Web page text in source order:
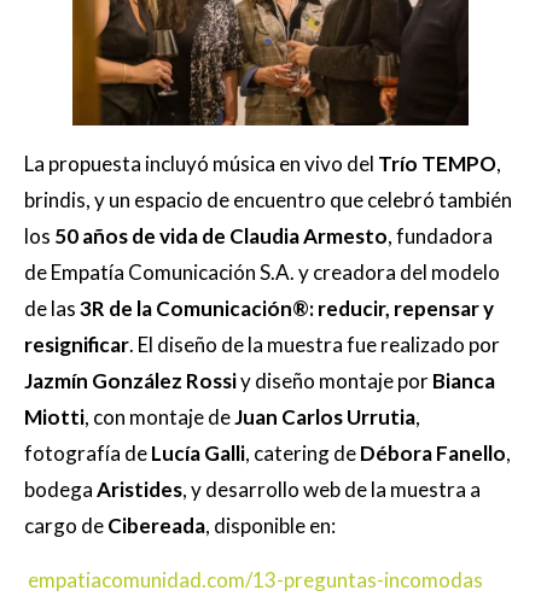
La propuesta incluyó música en vivo del Trío TEMPO,
brindis, y un espacio de encuentro que celebró también
los 50 años de vida de Claudia Armesto, fundadora
de Empatía Comunicación S.A. y creadora del modelo
de las3R de la Comunicación®: reducir, repensar y
resignificar. El diseño de la muestra fue realizado por
Jazmín González Rossiy diseño montaje porBianca
Miotti, con montaje deJuan Carlos Urrutia,
fotografía deLucía Galli, catering deDébora Fanello,
bodegaAristides, y desarrollo web de la muestra a
cargo deCibereada, disponible en:
empatiacomunidad.com/13-preguntas-incomodas